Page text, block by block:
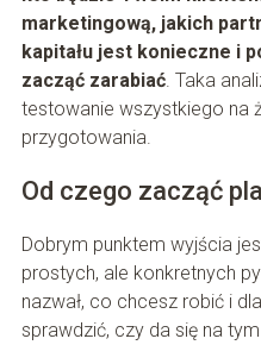
marketingową, jakich
kapitału jest konieczne i
zacząć zarabiać. Taka
testowanie wszystkiego na
przygotowania.
Od czego zacząć
Dobrym punktem wyjścia
prostych, ale konkretnych
nazwał, co chcesz robić i
sprawdzić, czy da się na